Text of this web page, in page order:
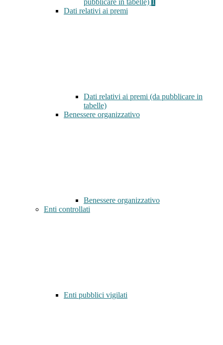
pubblicare in tabelle)
Dati relativi ai premi
Dati relativi ai premi (da pubblicare in
tabelle)
Benessere organizzativo
Benessere organizzativo
Enti controllati
Enti pubblici vigilati